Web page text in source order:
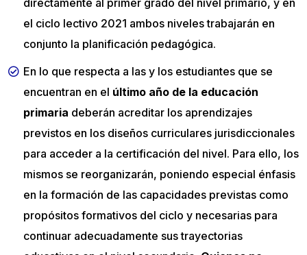
directamente al primer grado del nivel primario, y en
el ciclo lectivo 2021 ambos niveles trabajarán en
conjunto la planificación pedagógica.
En lo que respecta a las y los estudiantes que se
encuentran en el último año de la educación
primaria deberán acreditar los aprendizajes
previstos en los diseños curriculares jurisdiccionales
para acceder a la certificación del nivel. Para ello, los
mismos se reorganizarán, poniendo especial énfasis
en la formación de las capacidades previstas como
propósitos formativos del ciclo y necesarias para
continuar adecuadamente sus trayectorias